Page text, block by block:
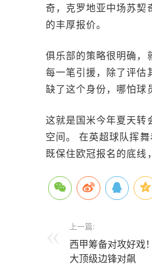
奇，克罗地亚中场苏契
的丰厚报价。
俱乐部的策略很明确，
每一笔引援，除了评估
缺了这个身份，哪怕球
这就是国米今年夏天转
空间。 在英超球队挥
既保住欧冠报名的底线
上一篇:
西甲筹备对攻好戏
大顶级边锋对飙